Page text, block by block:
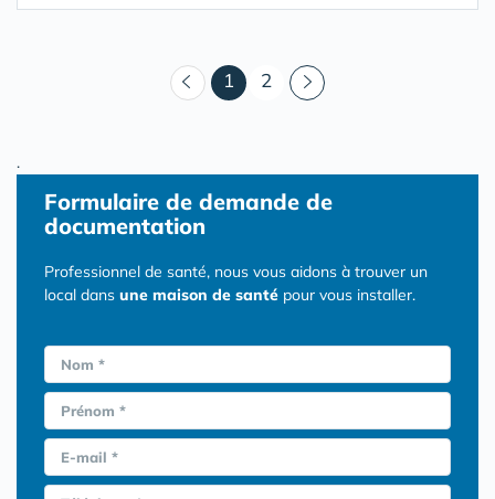
1 (courant)
2
.
Formulaire de demande de
documentation
Professionnel de santé, nous vous aidons à trouver un
local dans une maison de santé pour vous installer.
Nom *
Prénom *
E-mail *